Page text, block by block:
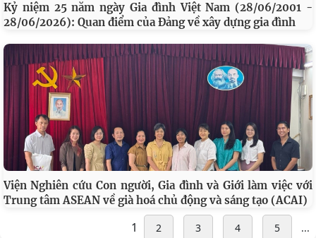
Kỷ niệm 25 năm ngày Gia đình Việt Nam (28/06/2001 -
28/06/2026): Quan điểm của Đảng về xây dựng gia đình
Viện Nghiên cứu Con người, Gia đình và Giới làm việc với
Trung tâm ASEAN về già hoá chủ động và sáng tạo (ACAI)
1 2 3 4 5 ...